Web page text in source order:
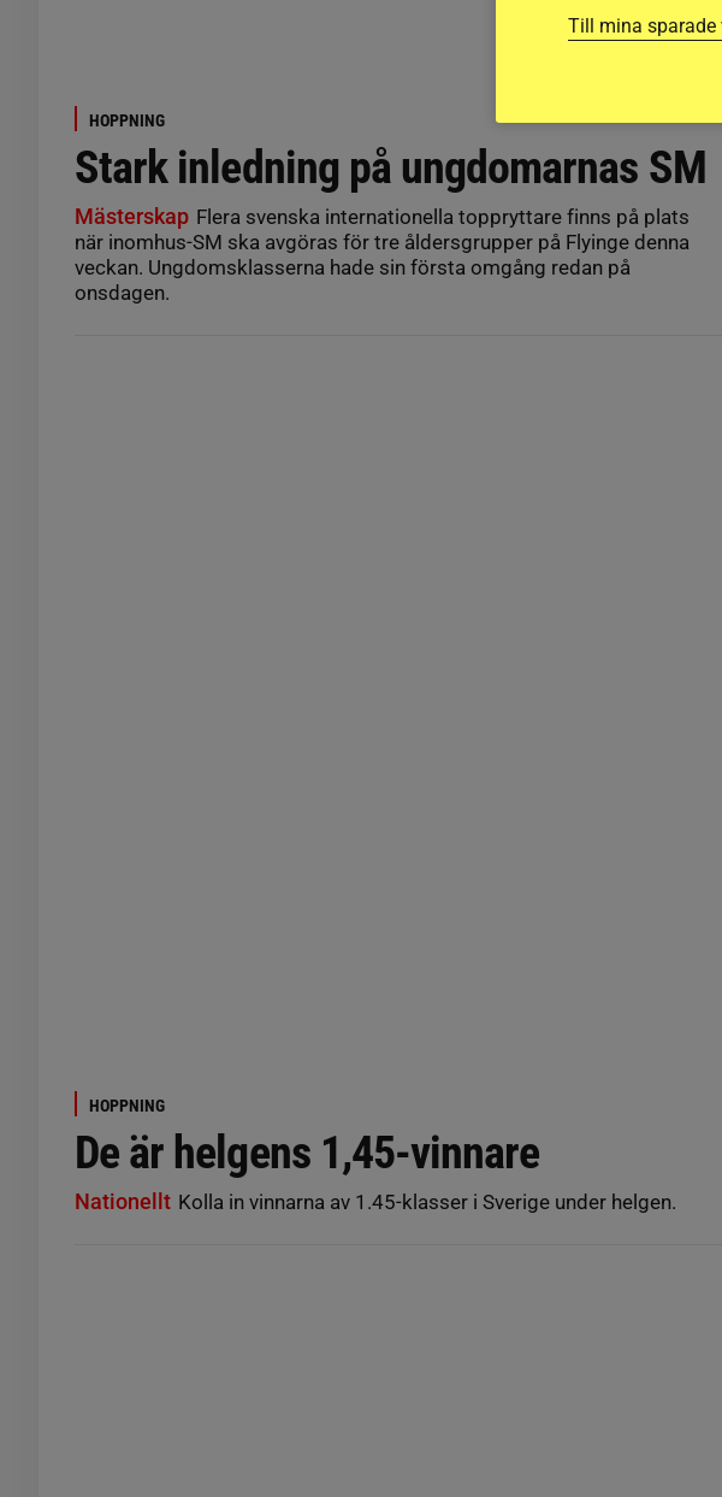
HOPPNING
Stark inledning på ungdomarnas SM
Mästerskap Flera svenska internationella toppryttare finns på plats
när inomhus-SM ska avgöras för tre åldersgrupper på Flyinge denna
veckan. Ungdomsklasserna hade sin första omgång redan på
onsdagen.
HOPPNING
De är helgens 1,45-vinnare
Nationellt Kolla in vinnarna av 1.45-klasser i Sverige under helgen.
Till mina sparade